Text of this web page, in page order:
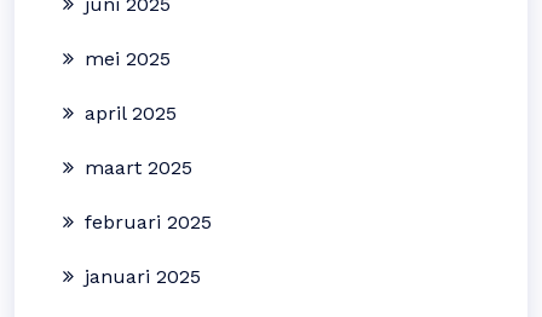
mei 2025
april 2025
maart 2025
februari 2025
januari 2025